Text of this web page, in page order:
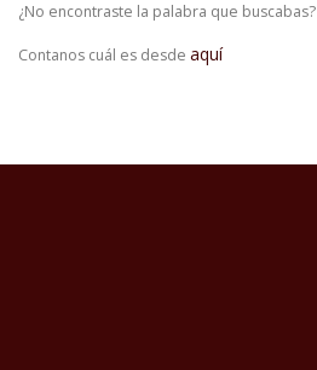
¿No encontraste la palabra que buscabas?
Contanos cuál es desde aquí